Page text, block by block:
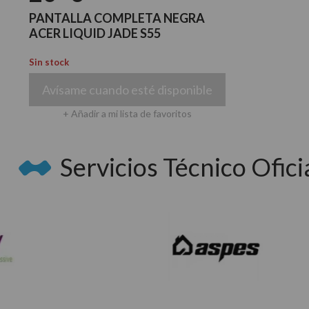
PANTALLA COMPLETA NEGRA
ACER LIQUID JADE S55
Sin stock
Avísame cuando esté disponible
+ Añadir a mi lista de favoritos
Servicios Técnico